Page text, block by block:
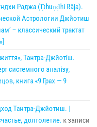
Раджа (Ḍhuṇḍhi Rāja).
Астрологии Джйотиш
– классический трактат
Тантра-Джйотіш.
системного аналізу,
книга «9 Грах — 9
Тантра-Джйотиш. |
долголетие. к записи